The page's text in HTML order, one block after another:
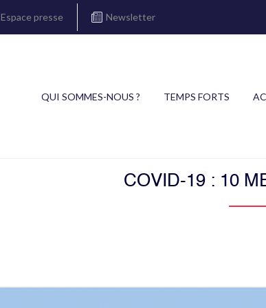
Espace presse Newsletter
QUI SOMMES-NOUS ? TEMPS FORTS
COVID-19 : 10